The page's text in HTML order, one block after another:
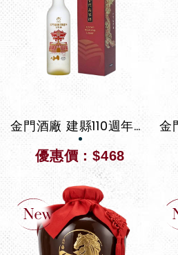
金門酒廠 建縣110週年紀念酒（盒裝）
優惠價：$468